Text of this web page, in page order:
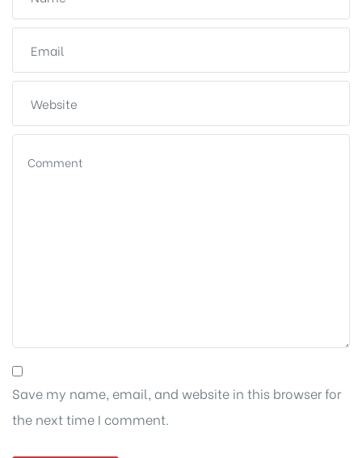
Save my name, email, and website in this browser for
the next time I comment.